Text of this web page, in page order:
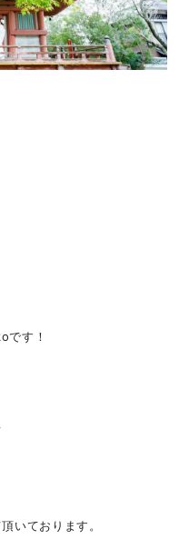
です！
いております。